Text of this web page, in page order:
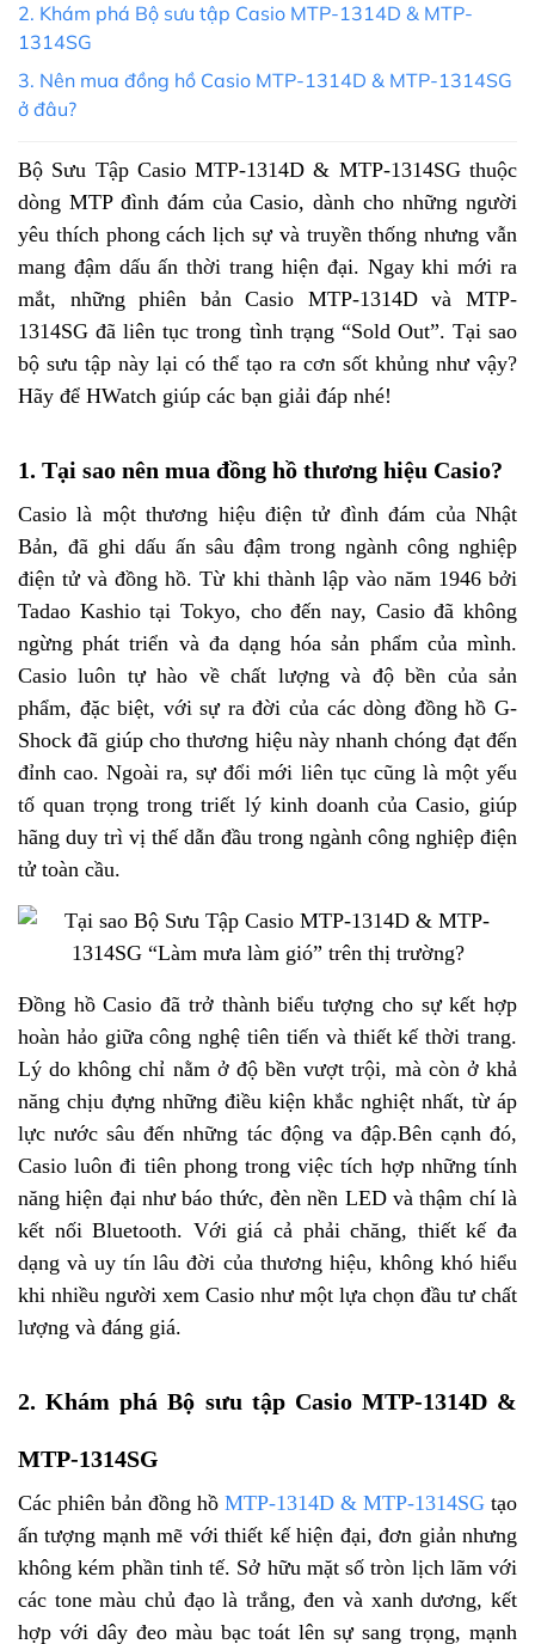
2. Khám phá Bộ sưu tập Casio MTP-1314D & MTP-
1314SG
3. Nên mua đồng hồ Casio MTP-1314D & MTP-1314SG
ở đâu?
Bộ Sưu Tập Casio MTP-1314D & MTP-1314SG thuộc
dòng MTP đình đám của Casio, dành cho những người
yêu thích phong cách lịch sự và truyền thống nhưng vẫn
mang đậm dấu ấn thời trang hiện đại. Ngay khi mới ra
mắt, những phiên bản Casio MTP-1314D và MTP-
1314SG đã liên tục trong tình trạng “Sold Out”. Tại sao
bộ sưu tập này lại có thể tạo ra cơn sốt khủng như vậy?
Hãy để HWatch giúp các bạn giải đáp nhé!
1. Tại sao nên mua đồng hồ thương hiệu Casio?
Casio là một thương hiệu điện tử đình đám của Nhật
Bản, đã ghi dấu ấn sâu đậm trong ngành công nghiệp
điện tử và đồng hồ. Từ khi thành lập vào năm 1946 bởi
Tadao Kashio tại Tokyo, cho đến nay, Casio đã không
ngừng phát triển và đa dạng hóa sản phẩm của mình.
Casio luôn tự hào về chất lượng và độ bền của sản
phẩm, đặc biệt, với sự ra đời của các dòng đồng hồ G-
Shock đã giúp cho thương hiệu này nhanh chóng đạt đến
đỉnh cao. Ngoài ra, sự đổi mới liên tục cũng là một yếu
tố quan trọng trong triết lý kinh doanh của Casio, giúp
hãng duy trì vị thế dẫn đầu trong ngành công nghiệp điện
tử toàn cầu.
Đồng hồ Casio đã trở thành biểu tượng cho sự kết hợp
hoàn hảo giữa công nghệ tiên tiến và thiết kế thời trang.
Lý do không chỉ nằm ở độ bền vượt trội, mà còn ở khả
năng chịu đựng những điều kiện khắc nghiệt nhất, từ áp
lực nước sâu đến những tác động va đập.Bên cạnh đó,
Casio luôn đi tiên phong trong việc tích hợp những tính
năng hiện đại như báo thức, đèn nền LED và thậm chí là
kết nối Bluetooth. Với giá cả phải chăng, thiết kế đa
dạng và uy tín lâu đời của thương hiệu, không khó hiểu
khi nhiều người xem Casio như một lựa chọn đầu tư chất
lượng và đáng giá.
2. Khám phá Bộ sưu tập Casio MTP-1314D &
MTP-1314SG
Các phiên bản đồng hồ MTP-1314D & MTP-1314SG tạo
ấn tượng mạnh mẽ với thiết kế hiện đại, đơn giản nhưng
không kém phần tinh tế. Sở hữu mặt số tròn lịch lãm với
các tone màu chủ đạo là trắng, đen và xanh dương, kết
hợp với dây đeo màu bạc toát lên sự sang trọng, mạnh